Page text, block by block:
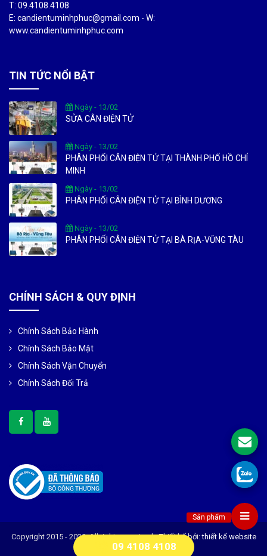
T: 09.4108.4108
E: candientuminhphuc@gmail.com - W:
www.candientuminhphuc.com
TIN TỨC NỔI BẬT
Ngày - 13/02
SỬA CÂN ĐIỆN TỬ
Ngày - 13/02
PHÂN PHỐI CÂN ĐIỆN TỬ TẠI THÀNH PHỐ HỒ CHÍ
MINH
Ngày - 13/02
PHÂN PHỐI CÂN ĐIỆN TỬ TẠI BÌNH DƯƠNG
Ngày - 13/02
PHÂN PHỐI CÂN ĐIỆN TỬ TẠI BÀ RỊA-VŨNG TÀU
CHÍNH SÁCH & QUY ĐỊNH
Chính Sách Bảo Hành
Chính Sách Bảo Mật
Chính Sách Vận Chuyển
Chính Sách Đổi Trả
Copyright 2015 - 2020, All right reserviced - Thiết kế bởi:thiết kế website
chuẩn seo
09 4108 4108
Sản phẩm